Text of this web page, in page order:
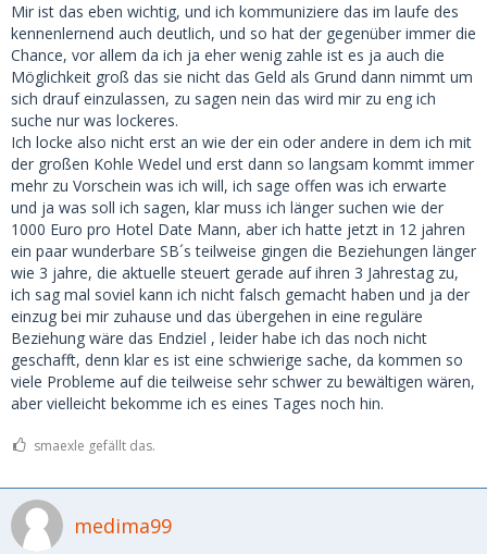
Mir ist das eben wichtig, und ich kommuniziere das im laufe des
kennenlernend auch deutlich, und so hat der gegenüber immer die
Chance, vor allem da ich ja eher wenig zahle ist es ja auch die
Möglichkeit groß das sie nicht das Geld als Grund dann nimmt um
sich drauf einzulassen, zu sagen nein das wird mir zu eng ich
suche nur was lockeres.
Ich locke also nicht erst an wie der ein oder andere in dem ich mit
der großen Kohle Wedel und erst dann so langsam kommt immer
mehr zu Vorschein was ich will, ich sage offen was ich erwarte
und ja was soll ich sagen, klar muss ich länger suchen wie der
1000 Euro pro Hotel Date Mann, aber ich hatte jetzt in 12 jahren
ein paar wunderbare SB´s teilweise gingen die Beziehungen länger
wie 3 jahre, die aktuelle steuert gerade auf ihren 3 Jahrestag zu,
ich sag mal soviel kann ich nicht falsch gemacht haben und ja der
einzug bei mir zuhause und das übergehen in eine reguläre
Beziehung wäre das Endziel , leider habe ich das noch nicht
geschafft, denn klar es ist eine schwierige sache, da kommen so
viele Probleme auf die teilweise sehr schwer zu bewältigen wären,
aber vielleicht bekomme ich es eines Tages noch hin.
smaexle gefällt das.
medima99